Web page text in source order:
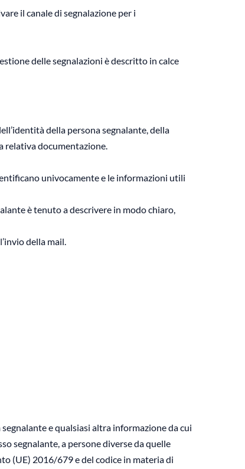
il canale di segnalazione per i
delle segnalazioni è descritto in calce
della persona segnalante, della
relativa documentazione.
univocamente e le informazioni utili
è tenuto a descrivere in modo chiaro,
della mail.
e qualsiasi altra informazione da cui
segnalante, a persone diverse da quelle
(UE) 2016/679 e del codice in materia di